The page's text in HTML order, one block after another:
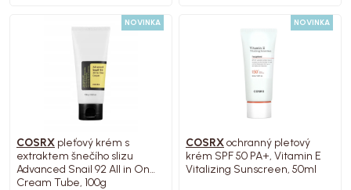
NOVINKA
COSRX pleťový krém s
extraktem šnečího slizu
Advanced Snail 92 All in One
Cream Tube, 100g
NOVINKA
COSRXochranný pletový
krém SPF 50 PA+, Vitamin E
Vitalizing Sunscreen, 50ml